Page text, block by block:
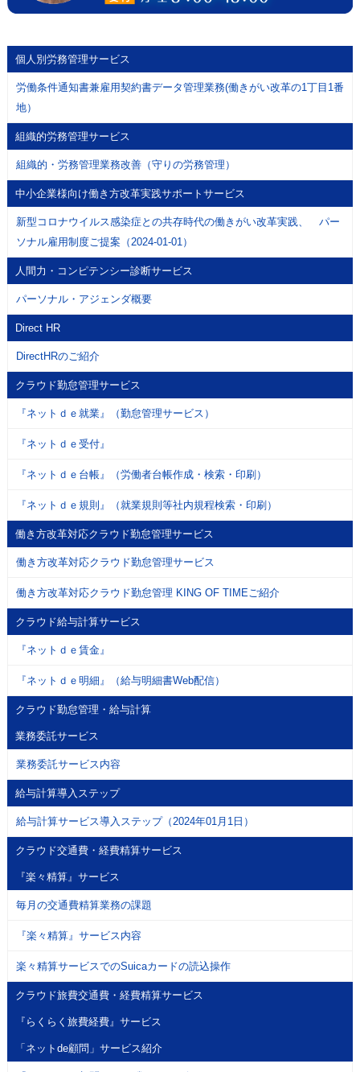
個人別労務管理サービス
労働条件通知書兼雇用契約書データ管理業務(働きがい改革の1丁目1番
地）
組織的労務管理サービス
組織的・労務管理業務改善（守りの労務管理）
中小企業様向け働き方改革実践サポートサービス
新型コロナウイルス感染症との共存時代の働きがい改革実践、 パー
ソナル雇用制度ご提案（2024-01-01）
人間力・コンピテンシー診断サービス
パーソナル・アジェンダ概要
Direct HR
DirectHRのご紹介
クラウド勤怠管理サービス
『ネットｄｅ就業』（勤怠管理サービス）
『ネットｄｅ受付』
『ネットｄｅ台帳』（労働者台帳作成・検索・印刷）
『ネットｄｅ規則』（就業規則等社内規程検索・印刷）
働き方改革対応クラウド勤怠管理サービス
働き方改革対応クラウド勤怠管理サービス
働き方改革対応クラウド勤怠管理 KING OF TIMEご紹介
クラウド給与計算サービス
『ネットｄｅ賃金』
『ネットｄｅ明細』（給与明細書Web配信）
クラウド勤怠管理・給与計算
業務委託サービス
業務委託サービス内容
給与計算導入ステップ
給与計算サービス導入ステップ（2024年01月1日）
クラウド交通費・経費精算サービス
『楽々精算』サービス
毎月の交通費精算業務の課題
『楽々精算』サービス内容
楽々精算サービスでのSuicaカードの読込操作
クラウド旅費交通費・経費精算サービス
『らくらく旅費経費』サービス
「ネットde顧問」サービス紹介